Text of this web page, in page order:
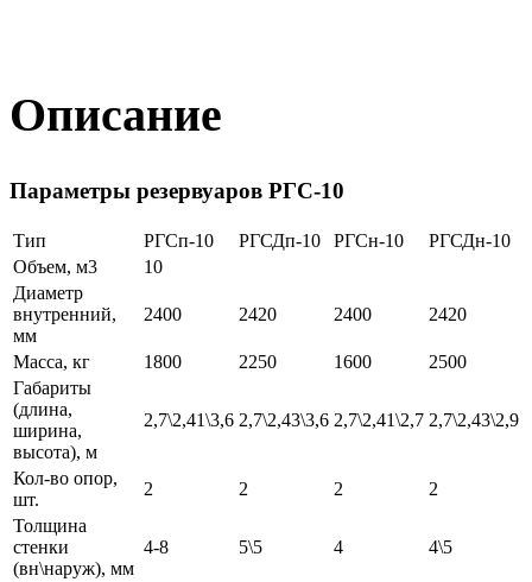
Описание
Параметры резервуаров РГС-10
Тип РГСп-10 РГСДп-10 РГСн-10
РГСДн-10
Объем, м3
10
Диаметр
внутренний,
мм
2400 2420 2400 2420
Масса, кг 1800 2250 1600
2500
Габариты
(длина,
ширина,
высота), м
2,7\2,41\3,6 2,7\2,43\3,6 2,7\2,41\2,7 2,7\2,43\2,9
Кол-во опор,
шт.
2 2 2
2
Толщина
стенки
(вн\наруж), мм
4-8 5\5 4 4\5